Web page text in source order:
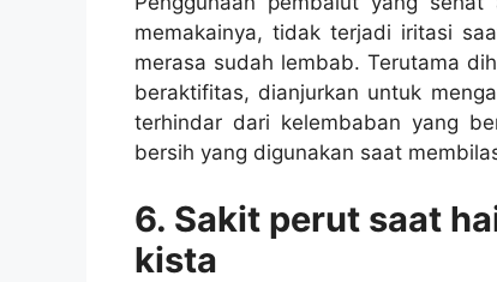
memakainya, tidak terjadi iritasi
merasa sudah lembab. Terutama
beraktifitas, dianjurkan untuk
terhindar dari kelembaban yang
bersih yang digunakan saat
6. Sakit perut saat
kista